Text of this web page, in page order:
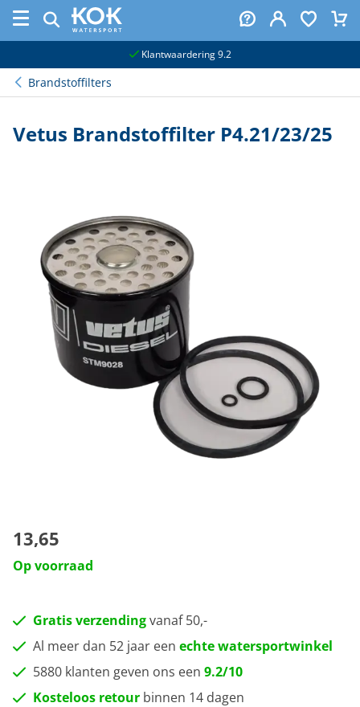
Klantwaardering 9.2
Brandstoffilters
Vetus Brandstoffilter P4.21/23/25
13,65
Op voorraad
Gratis verzendingvanaf 50,-
Al meer dan 52 jaar een echte watersportwinkel
5880 klanten geven ons een 9.2/10
Kosteloos retour binnen 14 dagen